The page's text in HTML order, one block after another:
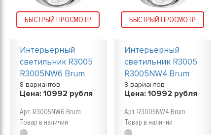
БЫСТРЫЙ ПРОСМОТР
Интерьерный
светильник R3005
R3005NW6 Brum
8 вариантов
Цена: 10992 рубля
Арт. R3005NW6 Brum
Товар в наличии
БЫСТРЫЙ ПРОСМОТР
Интерьерный
светильник R3005
R3005NW4 Brum
8 вариантов
Цена: 10992 рубля
Арт. R3005NW4 Brum
Товар в наличии